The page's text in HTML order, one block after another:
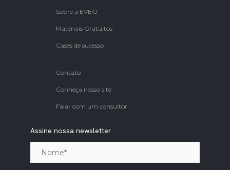
Sobre a EVEO
Materiais Gratuitos
Cases de sucesso
Contato
Conheça nosso site
Falar com um consultor
Assine nossa newsletter